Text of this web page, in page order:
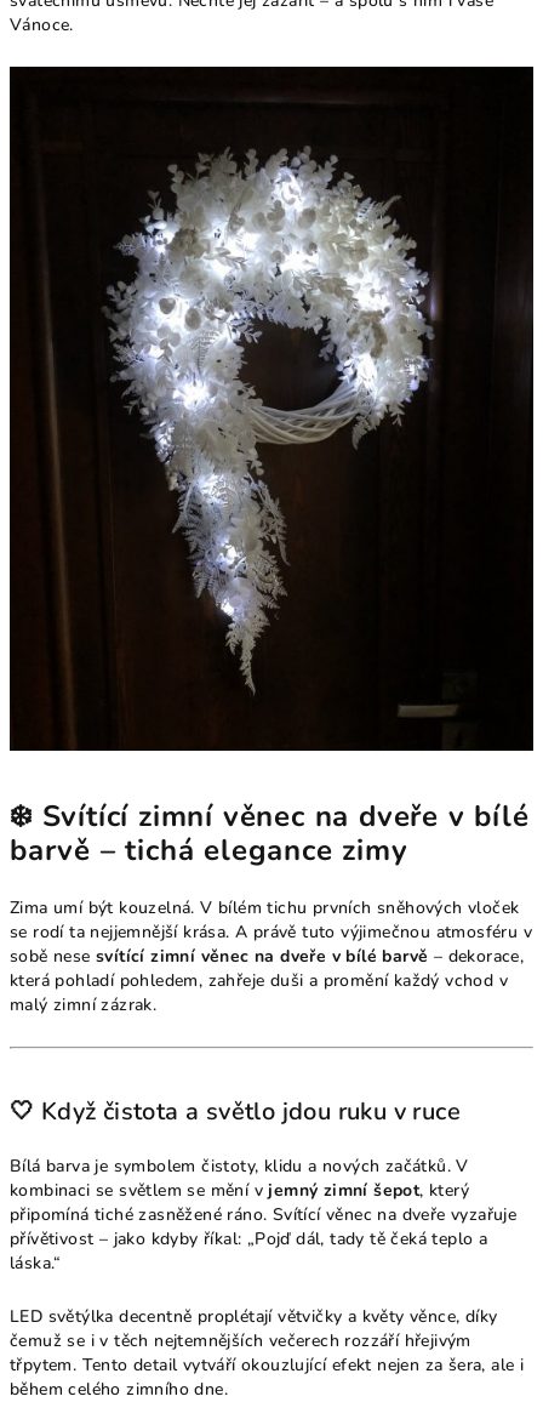
Vánoce.
❄️ Svítící zimní věnec na dveře v bílé
barvě – tichá elegance zimy
Zima umí být kouzelná. V bílém tichu prvních sněhových vloček
se rodí ta nejjemnější krása. A právě tuto výjimečnou atmosféru v
sobě nesesvítící zimní věnec na dveře v bílé barvě – dekorace,
která pohladí pohledem, zahřeje duši a promění každý vchod v
malý zimní zázrak.
🤍 Když čistota a světlo jdou ruku v ruce
Bílá barva je symbolem čistoty, klidu a nových začátků. V
kombinaci se světlem se mění vjemný zimní šepot, který
připomíná tiché zasněžené ráno. Svítící věnec na dveře vyzařuje
přívětivost – jako kdyby říkal: „Pojď dál, tady tě čeká teplo a
láska.“
LED světýlka decentně proplétají větvičky a květy věnce, díky
čemuž se i v těch nejtemnějších večerech rozzáří hřejivým
třpytem. Tento detail vytváří okouzlující efekt nejen za šera, ale i
během celého zimního dne.